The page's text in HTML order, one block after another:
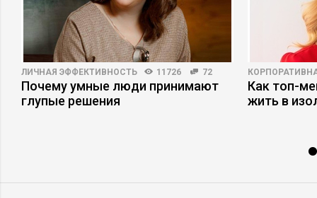
ЛИЧНАЯ ЭФФЕКТИВНОСТЬ 11726 72
Почему умные люди принимают
глупые решения
Как топ-
жить в